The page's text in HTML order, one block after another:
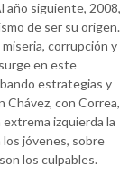
año siguiente, 2008,
de ser su origen.
corrupción y
en este
estrategias y
Chávez, con Correa,
izquierda la
jóvenes, sobre
los culpables.